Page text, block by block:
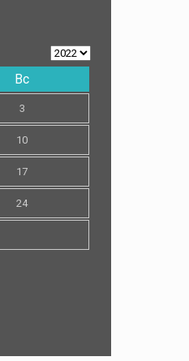
Вс
3
10
17
24